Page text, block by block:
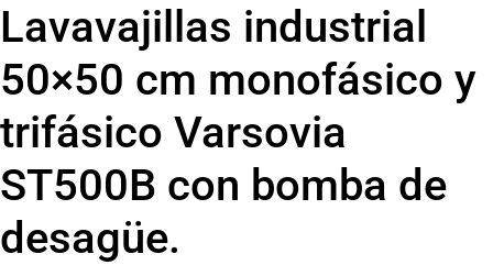
Lavavajillas industrial
50×50 cm monofásico y
trifásico Varsovia
ST500B con bomba de
desagüe.